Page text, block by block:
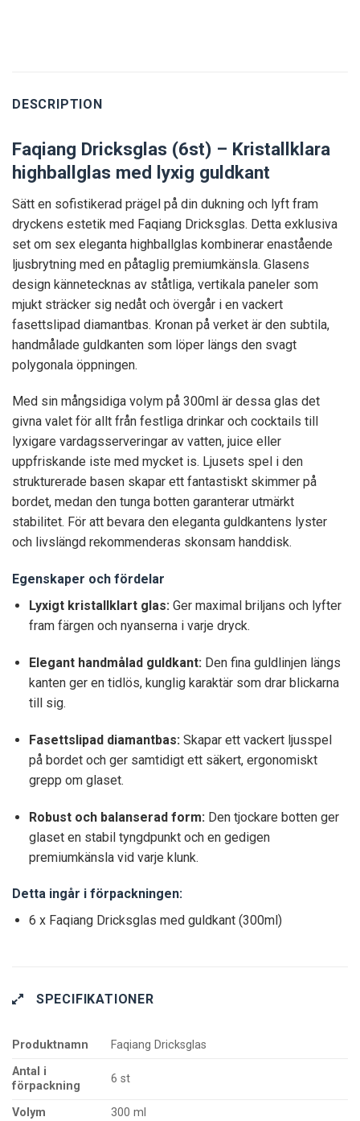
DESCRIPTION
Faqiang Dricksglas (6st) – Kristallklara
highballglas med lyxig guldkant
Sätt en sofistikerad prägel på din dukning och lyft fram
dryckens estetik med Faqiang Dricksglas. Detta exklusiva
set om sex eleganta highballglas kombinerar enastående
ljusbrytning med en påtaglig premiumkänsla. Glasens
design kännetecknas av ståtliga, vertikala paneler som
mjukt sträcker sig nedåt och övergår i en vackert
fasettslipad diamantbas. Kronan på verket är den subtila,
handmålade guldkanten som löper längs den svagt
polygonala öppningen.
Med sin mångsidiga volym på 300ml är dessa glas det
givna valet för allt från festliga drinkar och cocktails till
lyxigare vardagsserveringar av vatten, juice eller
uppfriskande iste med mycket is. Ljusets spel i den
strukturerade basen skapar ett fantastiskt skimmer på
bordet, medan den tunga botten garanterar utmärkt
stabilitet. För att bevara den eleganta guldkantens lyster
och livslängd rekommenderas skonsam handdisk.
Egenskaper och fördelar
Lyxigt kristallklart glas:Ger maximal briljans och lyfter
fram färgen och nyanserna i varje dryck.
Elegant handmålad guldkant:Den fina guldlinjen längs
kanten ger en tidlös, kunglig karaktär som drar blickarna
till sig.
Fasettslipad diamantbas:Skapar ett vackert ljusspel
på bordet och ger samtidigt ett säkert, ergonomiskt
grepp om glaset.
Robust och balanserad form: Den tjockare botten ger
glaset en stabil tyngdpunkt och en gedigen
premiumkänsla vid varje klunk.
Detta ingår i förpackningen:
6 x Faqiang Dricksglas med guldkant (300ml)
SPECIFIKATIONER
Produktnamn
Faqiang Dricksglas
Antal i
förpackning
6 st
Volym
300 ml